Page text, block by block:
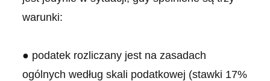
warunki:
● podatek rozliczany jest na zasadach
ogólnych według skali podatkowej (stawki 17%